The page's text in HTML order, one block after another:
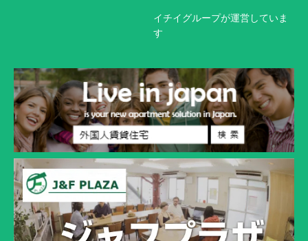
イチイグループが運営していま
す